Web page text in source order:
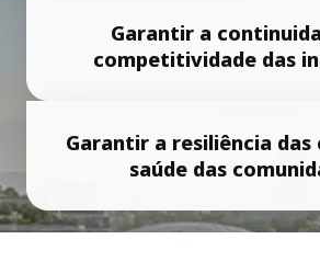
Garantir a
competitividade das
Garantir a resiliência das
saúde das